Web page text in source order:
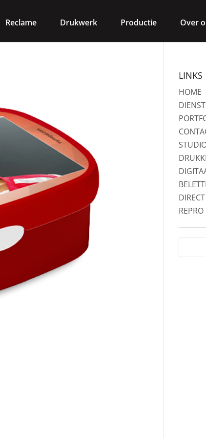
Reclame Drukwerk Productie Over
LINKS
HOME
REPRO